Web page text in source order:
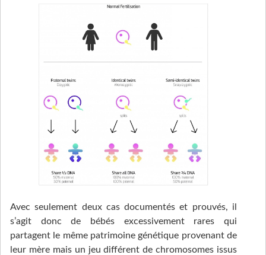
Avec seulement deux cas documentés et prouvés, il
s’agit donc de bébés excessivement rares qui
partagent le même patrimoine génétique provenant de
leur mère mais un jeu différent de chromosomes issus